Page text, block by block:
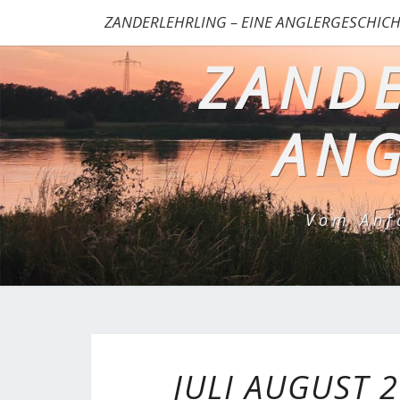
ZANDERLEHRLING – EINE
Vom
JULI AUGUST